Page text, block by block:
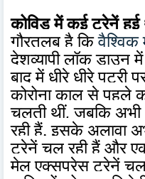
कोविड में कई ट्रेनें हुई
गौरतलब है किवैश्विक
देशव्यापी लॉक डाउन
बाद में धीरे धीरे पटरी
कोरोना काल से पहले
चलती थीं, जबकि
रही हैं. इसके अलावा
ट्रेनें चल रही हैं और
मेल एक्सप्रेस ट्रेनें